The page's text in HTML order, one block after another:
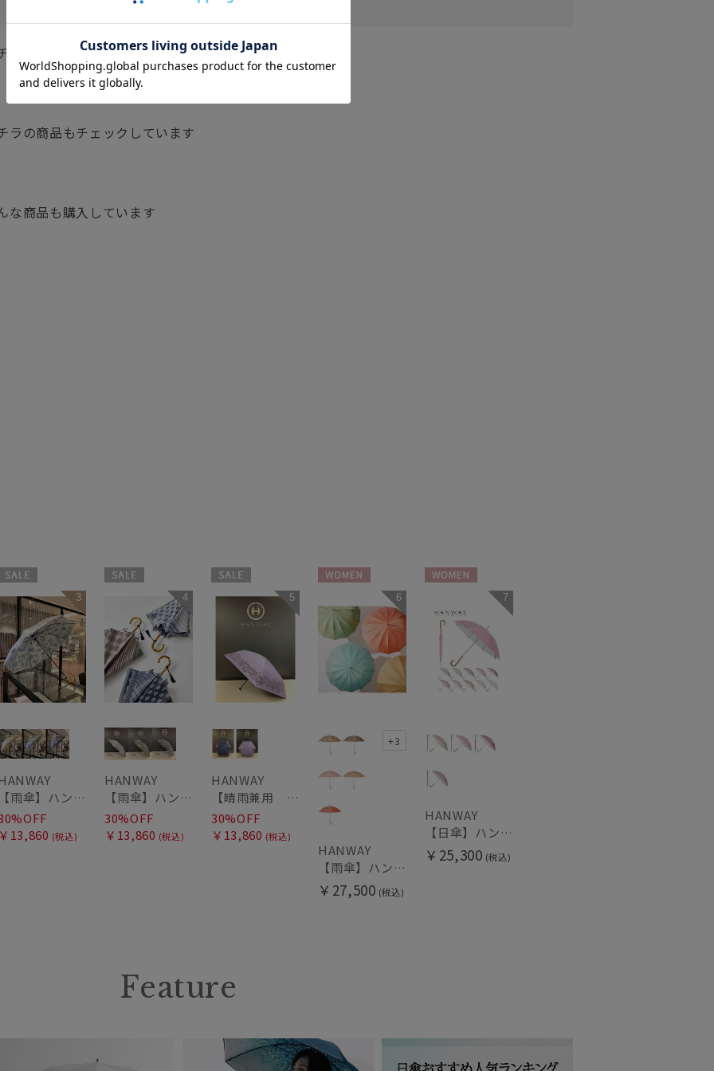
ェックしています
ラの商品もチェックしています
な商品も購入しています
3
【雨傘】ハンウェイ (HANWAY) Lily CJ（リリー・シー・ジェー） 日本製 親骨：51～55cm
13,860 (税込)
4
HANWAY
【雨傘】ハンウェイ (HANWAY) Pカットジャカード Dot & Stripe mix CJ ドット・アンド・ストライプ・シー・ジェー ショート長傘 日本製
30%OFF
￥13,860 (税込)
WOMEN
5
HANWAY
【晴雨兼用 折りたたみ日傘】ハンウェイ（ＨＡＮＷＡＹ）HW street（ハンウェイ・ストリート）
30%OFF
￥13,860 (税込)
6
+3
HANWAY
【雨傘】ハンウェイ （HANWAY ）真田耳（サナダミミ）長傘 日本製 カーボン骨
￥27,500 (税込)
7
HANWAY
【日傘】ハンウェイ (HANWAY) Pシエスタ 白ラミネート ナチュラルカラー 長傘 オールウェザー 遮光 竹手元 晴雨兼用 UV 日本製
￥25,300 (税込)
Feature